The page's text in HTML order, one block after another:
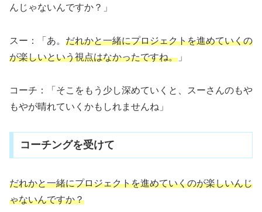
んじゃないんですか？」
スー：「あ。 だれかと一緒にプロジェクトを進めていくの
が楽しいという視点はなかったですね。 」
コーチ：「そこをもう少し深めていくと、スーさんのもや
もやが晴れていくかもしれませんね」
コーチングを受けて
だれかと一緒にプロジェクトを進めていくのが楽しいんじ
ゃないんですか？